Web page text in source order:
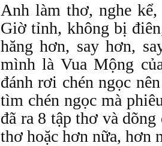
Anh làm thơ, nghe
Giờ tỉnh, không bị
hăng hơn, say hơn,
mình là Vua Mộng
đánh rơi chén ngọc
tìm chén ngọc mà
đã ra 8 tập thơ và
thơ hoặc hơn nữa, hơn